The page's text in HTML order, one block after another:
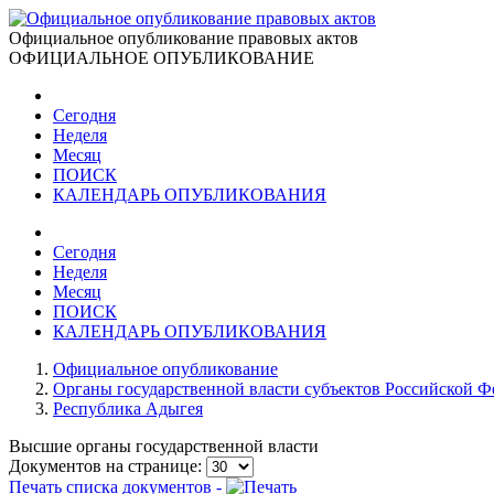
Официальное опубликование правовых актов
ОФИЦИАЛЬНОЕ ОПУБЛИКОВАНИЕ
Сегодня
Неделя
Месяц
ПОИСК
КАЛЕНДАРЬ ОПУБЛИКОВАНИЯ
Сегодня
Неделя
Месяц
ПОИСК
КАЛЕНДАРЬ ОПУБЛИКОВАНИЯ
Официальное опубликование
Органы государственной власти субъектов Российской
Республика Адыгея
Высшие органы государственной власти
Документов на странице:
Печать списка документов -